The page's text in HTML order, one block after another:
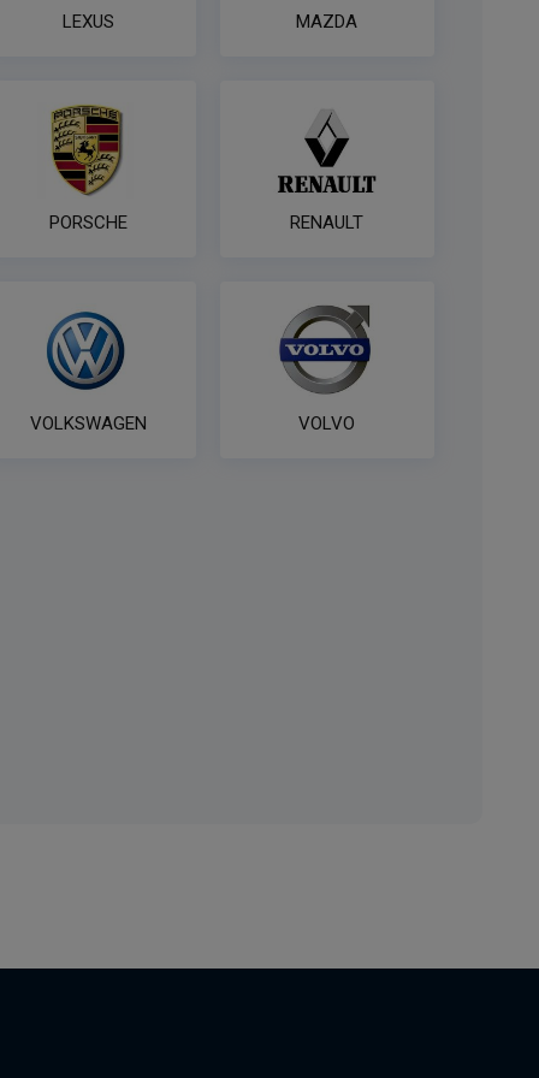
LEXUS MAZDA
PORSCHE RENAULT
VOLKSWAGEN VOLVO